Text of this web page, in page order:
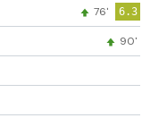
76' 6.3
90'